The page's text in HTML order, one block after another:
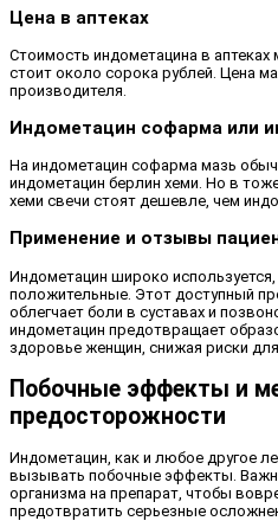
Цена в аптеках
Стоимость индометацина в
стоит около сорока рублей. Цена
производителя.
Индометацин софарма или
На индометацин софарма мазь
индометацин берлин хеми. Но в
хеми свечи стоят дешевле, чем
Применение и отзывы
Индометацин широко
положительные. Этот доступный
облегчает боли в суставах и
индометацин предотвращает
здоровье женщин, снижая риски для
Побочные эффекты и
предосторожности
Индометацин, как и любое другое
вызывать побочные эффекты.
организма на препарат, чтобы
предотвратить серьезные